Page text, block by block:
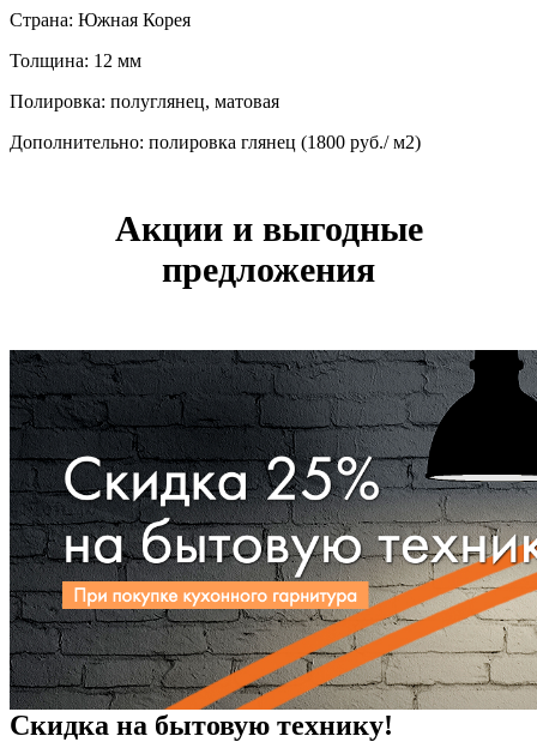
Страна: Южная Корея
Толщина: 12 мм
Полировка: полуглянец, матовая
Дополнительно: полировка глянец (1800 руб./ м2)
Акции и выгодные
предложения
Скидка на бытовую технику!